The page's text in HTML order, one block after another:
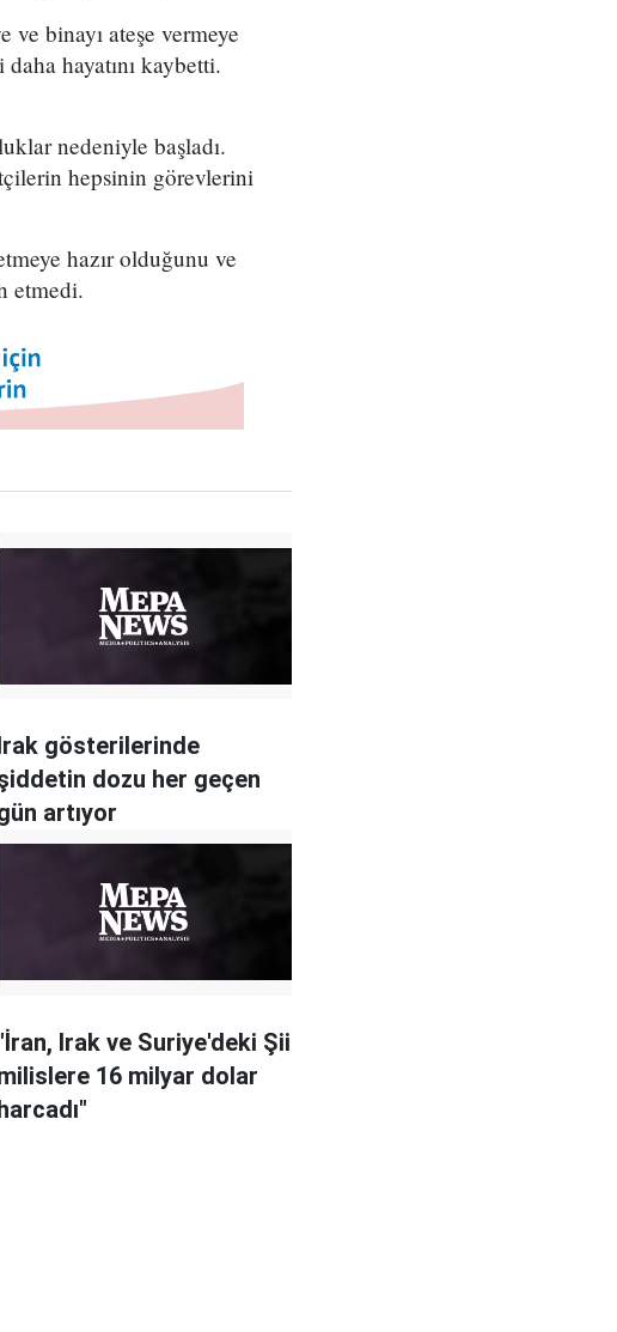
binayı ateşe vermeye
hayatını kaybetti.
nedeniyle başladı.
hepsinin görevlerini
hazır olduğunu ve
etmedi.
gösterilerinde
dozu her geçen
artıyor
Irak ve Suriye'deki Şii
16 milyar dolar